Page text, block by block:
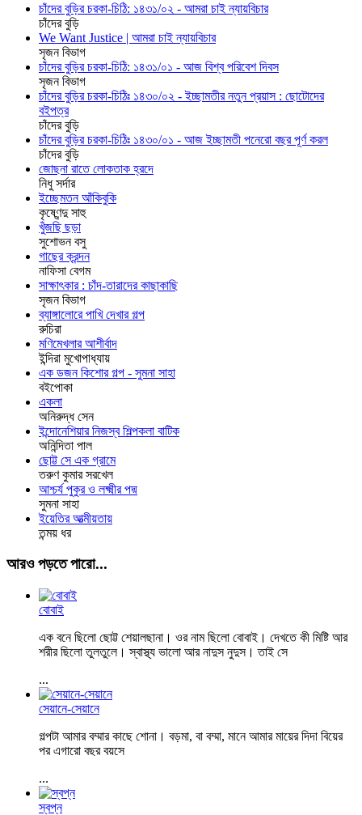
চাঁদের বুড়ির চরকা-চিঠি: ১৪৩১/০২ - আমরা চাই ন্যায়বিচার
চাঁদের বুড়ি
We Want Justice | আমরা চাই ন্যায়বিচার
সৃজন বিভাগ
চাঁদের বুড়ির চরকা-চিঠি: ১৪৩১/০১ - আজ বিশ্ব পরিবেশ দিবস
সৃজন বিভাগ
চাঁদের বুড়ির চরকা-চিঠিঃ ১৪৩০/০২ - ইচ্ছামতীর নতুন প্রয়াস : ছোটোদের
বইপত্র
চাঁদের বুড়ি
চাঁদের বুড়ির চরকা-চিঠিঃ ১৪৩০/০১ - আজ ইচ্ছামতী পনেরো বছর পূর্ণ করল
চাঁদের বুড়ি
জোছনা রাতে লোকতাক হ্রদে
নিধু সর্দার
ইচ্ছেমতন আঁকিবুকি
কৃষ্ণেন্দু সাহু
খুঁজছি ছড়া
সুশোভন বসু
গাছের ক্রন্দন
নাফিসা বেগম
সাক্ষাৎকার : চাঁদ-তারাদের কাছাকাছি
সৃজন বিভাগ
ব্যাঙ্গালোরে পাখি দেখার গল্প
রুচিরা
মণিমেখলার আশীর্বাদ
ইন্দিরা মুখোপাধ্যায়
এক ডজন কিশোর গল্প - সুমনা সাহা
বইপোকা
একলা
অনিরুদ্ধ সেন
ইন্দোনেশিয়ার নিজস্ব শিল্পকলা বাটিক
অনিন্দিতা পাল
ছোট্ট সে এক গ্রামে
তরুণ কুমার সরখেল
আশ্চর্য পুকুর ও লক্ষ্মীর পদ্ম
সুমনা সাহা
ইয়েতির আত্মীয়তায়
তন্ময় ধর
আরও পড়তে পারো...
বোবাই
এক বনে ছিলো ছোট্ট শেয়ালছানা। ওর নাম ছিলো বোবাই। দেখতে কী মিষ্টি আর
শরীর ছিলো তুলতুলে। স্বাস্থ্য ভালো আর নাদুস নুদুস। তাই সে
...
সেয়ানে-সেয়ানে
গল্পটা আমার বম্মার কাছে শোনা। বড়মা, বা বম্মা, মানে আমার মায়ের দিদা বিয়ের
পর এগারো বছর বয়সে
...
স্বপ্ন